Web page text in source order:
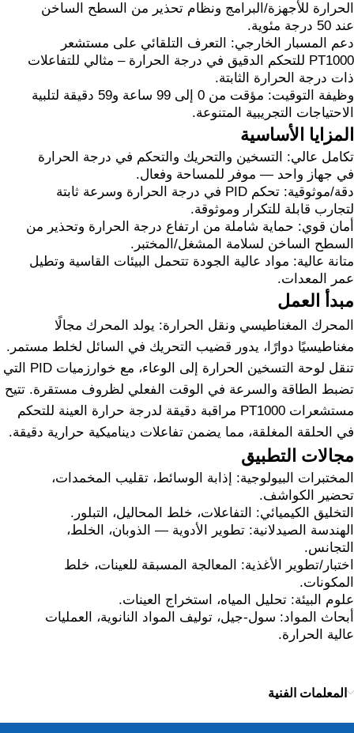
الحرارة للأجهزة/البرامج ونظام تحذير من السطح الساخن
عند 50 درجة مئوية.
دعم المسبار الخارجي: التعرف التلقائي على مستشعر
PT1000 للتحكم الدقيق في درجة الحرارة – مثالي للتفاعلات
ذات درجة الحرارة الثابتة.
وظيفة التوقيت: مؤقت من 0 إلى 99 ساعة و59 دقيقة لتلبية
الاحتياجات التجريبية المتنوعة.
المزايا الأساسية
تكامل عالي: التسخين والتحريك والتحكم في درجة الحرارة
في جهاز واحد — موفر للمساحة وفعال.
دقة/موثوقية: تحكم PID في درجة الحرارة وسرعة ثابتة
لتجارب قابلة للتكرار وموثوقة.
أمان قوي: حماية شاملة من ارتفاع درجة الحرارة وتحذير من
السطح الساخن لسلامة المشغل/المختبر.
متانة عالية: مواد عالية الجودة تتحمل البيئات القاسية وتطيل
عمر المعدات.
مبدأ العمل
المحرك المغناطيسي ونقل الحرارة: يولد المحرك مجالًا
مغناطيسيًا دوارًا، يدور قضيب التحريك في السائل لخلط مستمر.
تنقل لوحة التسخين الحرارة إلى الوعاء، مع خوارزميات PID التي
تضبط الطاقة والسرعة في الوقت الفعلي لظروف مستقرة. تتيح
مستشعرات PT1000 مراقبة دقيقة لدرجة حرارة العينة للتحكم
في الحلقة المغلقة، مما يضمن تفاعلات ديناميكية حرارية دقيقة.
مجالات التطبيق
المختبرات البيولوجية: إذابة الوسائط، تقليب المخمدات،
تحضير الكواشف.
التخليق الكيميائي: التفاعلات، خلط المحاليل، التبلور.
الهندسة الصيدلانية: تطوير الأدوية — الذوبان، الخلط،
التجانس.
اختبار/تطوير الأغذية: المعالجة المسبقة للعينات، خلط
المكونات.
علوم البيئة: تحليل المياه، استخراج العينات.
أبحاث المواد: سول-جيل، توليف المواد النانوية، العمليات
عالية الحرارة.
المعلمات الفنية